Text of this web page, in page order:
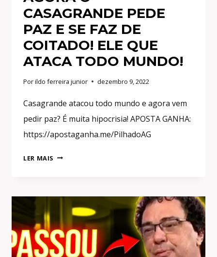
CASAGRANDE PEDE
PAZ E SE FAZ DE
COITADO! ELE QUE
ATACA TODO MUNDO!
Porildo ferreira junior dezembro 9, 2022
Casagrande atacou todo mundo e agora vem
pedir paz? É muita hipocrisia! APOSTA GANHA:
https://apostaganha.me/PilhadoAG
LER MAIS AGORA
SE
FAZ
DE